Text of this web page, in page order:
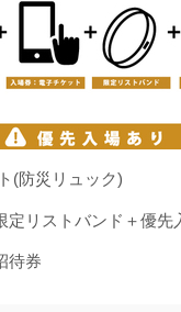
(防災リュック)
定リストバンド＋優先
待券